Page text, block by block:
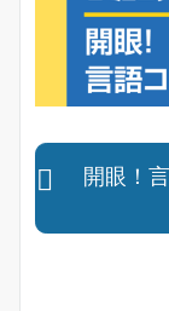
開眼！